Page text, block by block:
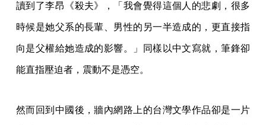
讀到了李昂《殺夫》，「我會覺得這個人的悲劇，很多
時候是她父系的長輩、男性的另一半造成的，更直接指
向是父權給她造成的影響。」同樣以中文寫就，筆鋒卻
能直指壓迫者，震動不是憑空。
然而回到中國後，牆內網路上的台灣文學作品卻是一片